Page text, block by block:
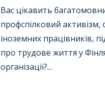
Вас цікавить
профспілковий
іноземних працівників,
про трудове життя у
організації?...